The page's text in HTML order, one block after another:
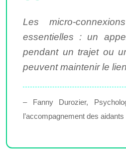
Les micro-
essentielles : un
pendant un trajet ou
peuvent maintenir le
– Fanny Durozier,
l’accompagnement des aidants